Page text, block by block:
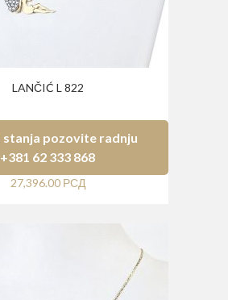
LANČIĆ L 822
stanja pozovite radnju
+381 62 333 868
27,396.00 РСД